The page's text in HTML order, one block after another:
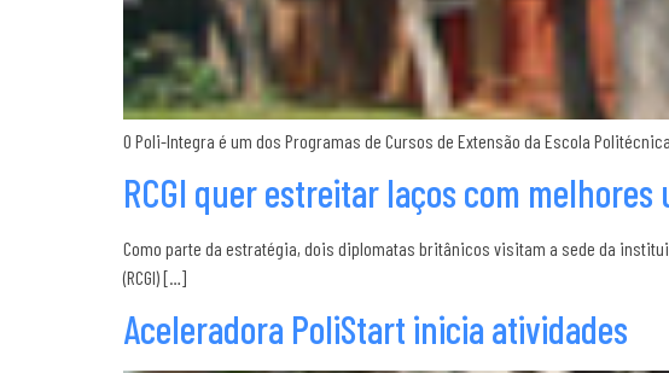
O Poli-Integra é um dos Programas de Cursos de Extensão da Escola
RCGI quer estreitar laços com
Como parte da estratégia, dois diplomatas britânicos visitam a sede da
(RCGI) […]
Aceleradora PoliStart inicia atividades